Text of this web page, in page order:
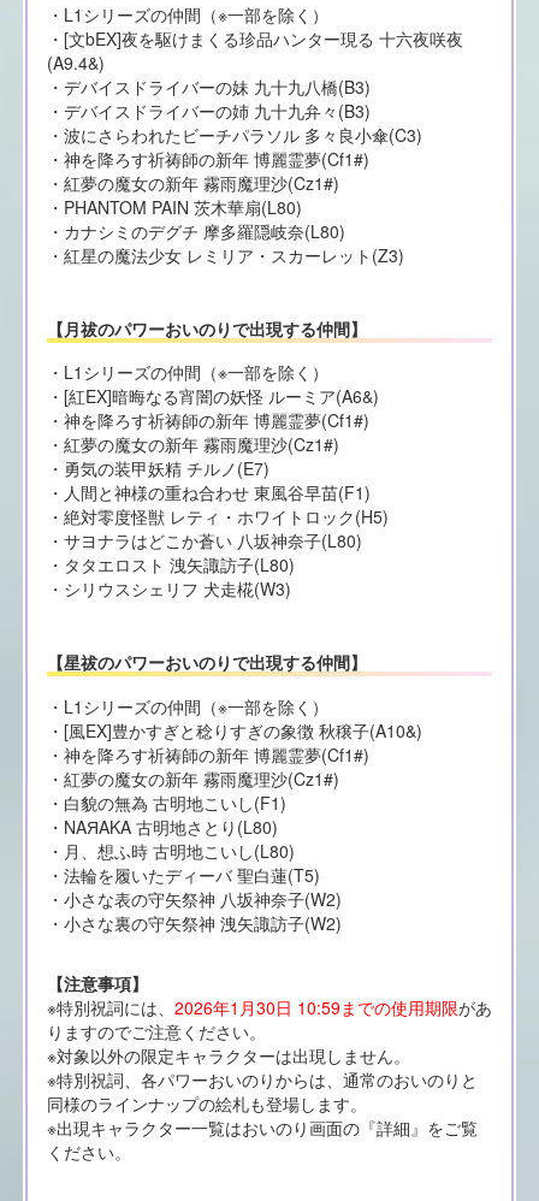
・L1シリーズの仲間（※一部を除く）
・[文bEX]夜を駆けまくる珍品ハンター現る 十六夜咲夜
(A9.4&)
・デバイスドライバーの妹 九十九八橋(B3)
・デバイスドライバーの姉 九十九弁々(B3)
・波にさらわれたビーチパラソル 多々良小傘(C3)
・神を降ろす祈祷師の新年 博麗霊夢(Cf1#)
・紅夢の魔女の新年 霧雨魔理沙(Cz1#)
・PHANTOM PAIN 茨木華扇(L80)
・カナシミのデグチ 摩多羅隠岐奈(L80)
・紅星の魔法少女 レミリア・スカーレット(Z3)
【月祓のパワーおいのりで出現する仲間】
・L1シリーズの仲間（※一部を除く）
・[紅EX]暗晦なる宵闇の妖怪 ルーミア(A6&)
・神を降ろす祈祷師の新年 博麗霊夢(Cf1#)
・紅夢の魔女の新年 霧雨魔理沙(Cz1#)
・勇気の装甲妖精 チルノ(E7)
・人間と神様の重ね合わせ 東風谷早苗(F1)
・絶対零度怪獣 レティ・ホワイトロック(H5)
・サヨナラはどこか蒼い 八坂神奈子(L80)
・タタエロスト 洩矢諏訪子(L80)
・シリウスシェリフ 犬走椛(W3)
【星祓のパワーおいのりで出現する仲間】
・L1シリーズの仲間（※一部を除く）
・[風EX]豊かすぎと稔りすぎの象徴 秋穣子(A10&)
・神を降ろす祈祷師の新年 博麗霊夢(Cf1#)
・紅夢の魔女の新年 霧雨魔理沙(Cz1#)
・白貌の無為 古明地こいし(F1)
・NAЯAKA 古明地さとり(L80)
・月、想ふ時 古明地こいし(L80)
・法輪を履いたディーバ 聖白蓮(T5)
・小さな表の守矢祭神 八坂神奈子(W2)
・小さな裏の守矢祭神 洩矢諏訪子(W2)
【注意事項】
※特別祝詞には、 2026年1月30日 10:59までの使用期限があ
りますのでご注意ください。
※対象以外の限定キャラクターは出現しません。
※特別祝詞、各パワーおいのりからは、通常のおいのりと
同様のラインナップの絵札も登場します。
※出現キャラクター一覧はおいのり画面の『詳細』をご覧
ください。